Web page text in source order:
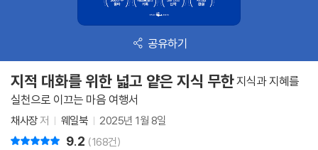
공유하기
지적 대화를 위한 넓고 얕은 지식 무한지식과 지혜를
실천으로 이끄는 마음 여행서
채사장저 웨일북 2025년 1월 8일
9.2 (168건)